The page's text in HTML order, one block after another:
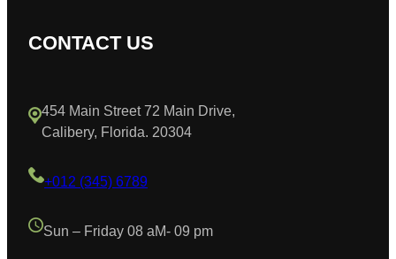
CONTACT US
454 Main Street 72 Main Drive,
Calibery, Florida. 20304
+012 (345) 6789
Sun – Friday 08 aM- 09 pm